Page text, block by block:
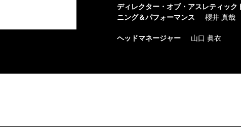
ディレクター・オブ・アスレティック
ニング＆パフォーマンス
櫻井 真哉
ヘッドマネージャー 山口 眞衣